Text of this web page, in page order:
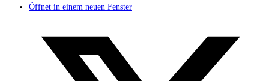
Öffnet in einem neuen Fenster